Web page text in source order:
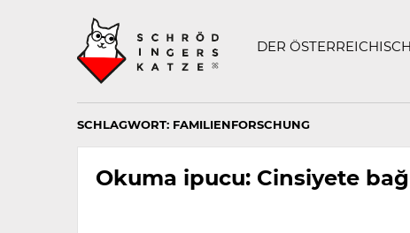
DER
SCHLAGWORT: FAMILIENFORSCHUNG
Okuma ipucu: Cinsiyete